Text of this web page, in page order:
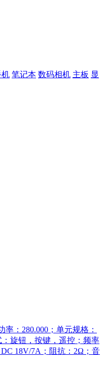
机 笔记本 数码相机 主板 显
：280.000；单元规格：
旋钮，按键，遥控；频率
18V/7A；阻抗：2Ω；音